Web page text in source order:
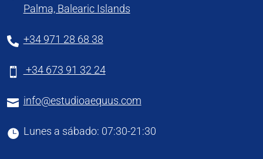
Palma, Balearic Islands
 +34 971 28 68 38
 +34 673 91 32 24
 info@estudioaequus.com
 Lunes a sábado: 07:30-21:30